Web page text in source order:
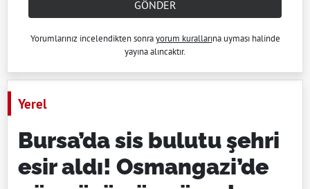
GÖNDER
Yorumlarınız incelendikten sonrayorum kurallarına uyması halinde
yayına alıncaktır.
Yerel
Bursa’da sis bulutu şehri
esir aldı! Osmangazi’de